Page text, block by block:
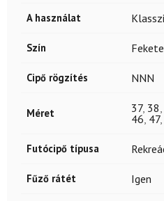
A használat
Szín Fekete
Cipő rögzítés NNN
Méret 37, 38,
46, 47,
Futócipő típusa
Fűző rátét Igen